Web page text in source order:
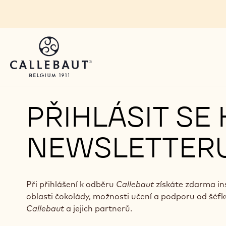
PŘIHLÁSIT SE
Při přihlášení k odběru Callebaut získáte zdarma
oblasti čokolády, možnosti učení a podporu od
Callebaut a jejich partnerů.